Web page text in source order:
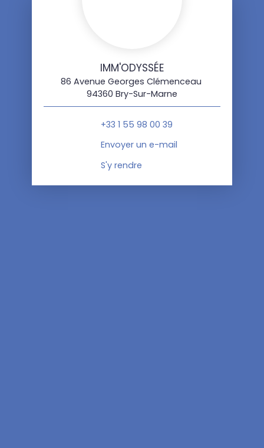
IMM'ODYSSÉE
86 Avenue Georges Clémenceau
94360 Bry-Sur-Marne
+33 1 55 98 00 39
Envoyer un e-mail
S'y rendre